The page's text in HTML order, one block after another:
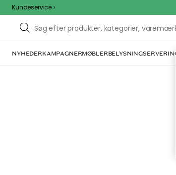
Kundeservice
NYHEDERKAMPAGNERMØBLERBELYSNINGSERVERING